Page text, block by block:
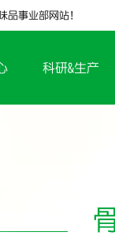
事业部网站！
科研&生产